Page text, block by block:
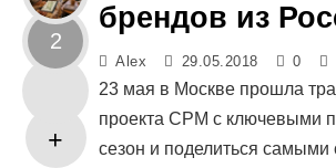
2
брендов из
Alex 29.05.2018 0
23 мая в Москве прошла
проекта CPM с ключевыми
сезон и поделиться